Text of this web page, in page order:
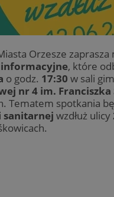
Orzesze zaprasza
, które
o godz. 17:30 w sali
nr 4 im. Franciszka
Tematem spotkania
sanitarnej wzdłuż ulicy